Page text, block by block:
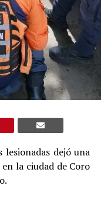
lesionadas dejó una
la ciudad de Coro